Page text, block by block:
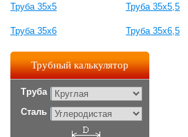
Труба 35х5 Труба 35х5,5
Труба 35х6 Труба 35х6,5
Трубный калькулятор
Труба
Сталь